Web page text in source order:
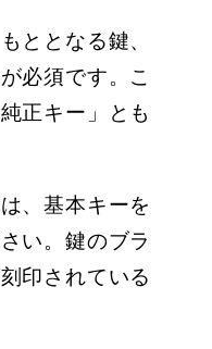
ととなる鍵、
必須です。こ
正キー」とも
、基本キーを
い。鍵のブラ
印されている